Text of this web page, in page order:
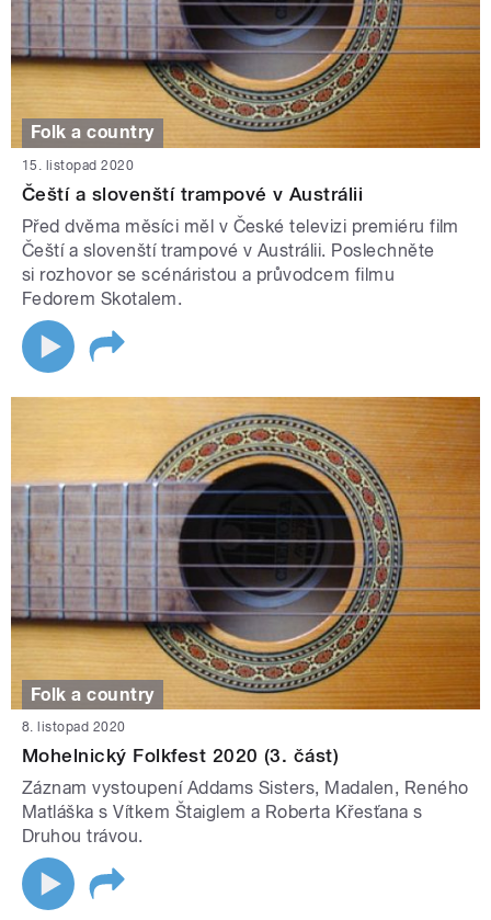
Folk a country
15. listopad 2020
Čeští a slovenští trampové v Austrálii
Před dvěma měsíci měl v České televizi premiéru film
Čeští a slovenští trampové v Austrálii. Poslechněte
si rozhovor se scénáristou a průvodcem filmu
Fedorem Skotalem.
Folk a country
8. listopad 2020
Mohelnický Folkfest 2020 (3. část)
Záznam vystoupení Addams Sisters, Madalen, Reného
Matláška s Vítkem Štaiglem a Roberta Křesťana s
Druhou trávou.